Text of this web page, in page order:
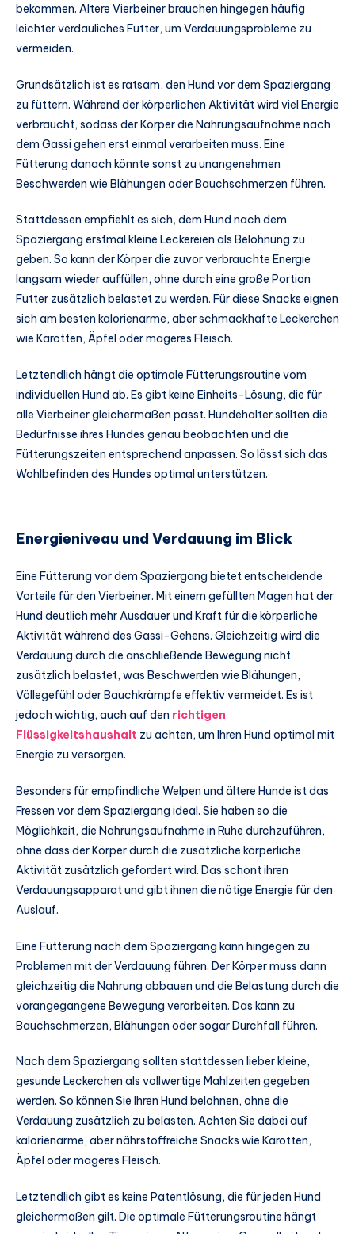
bekommen. Ältere Vierbeiner brauchen hingegen häufig
leichter verdauliches Futter, um Verdauungsprobleme zu
vermeiden.
Grundsätzlich ist es ratsam, den Hund vor dem Spaziergang
zu füttern. Während der körperlichen Aktivität wird viel Energie
verbraucht, sodass der Körper die Nahrungsaufnahme nach
dem Gassi gehen erst einmal verarbeiten muss. Eine
Fütterung danach könnte sonst zu unangenehmen
Beschwerden wie Blähungen oder Bauchschmerzen führen.
Stattdessen empfiehlt es sich, dem Hund nach dem
Spaziergang erstmal kleine Leckereien als Belohnung zu
geben. So kann der Körper die zuvor verbrauchte Energie
langsam wieder auffüllen, ohne durch eine große Portion
Futter zusätzlich belastet zu werden. Für diese Snacks eignen
sich am besten kalorienarme, aber schmackhafte Leckerchen
wie Karotten, Äpfel oder mageres Fleisch.
Letztendlich hängt die optimale Fütterungsroutine vom
individuellen Hund ab. Es gibt keine Einheits-Lösung, die für
alle Vierbeiner gleichermaßen passt. Hundehalter sollten die
Bedürfnisse ihres Hundes genau beobachten und die
Fütterungszeiten entsprechend anpassen. So lässt sich das
Wohlbefinden des Hundes optimal unterstützen.
Energieniveau und Verdauung im Blick
Eine Fütterung vor dem Spaziergang bietet entscheidende
Vorteile für den Vierbeiner. Mit einem gefüllten Magen hat der
Hund deutlich mehr Ausdauer und Kraft für die körperliche
Aktivität während des Gassi-Gehens. Gleichzeitig wird die
Verdauung durch die anschließende Bewegung nicht
zusätzlich belastet, was Beschwerden wie Blähungen,
Völlegefühl oder Bauchkrämpfe effektiv vermeidet. Es ist
jedoch wichtig, auch auf den richtigen
Flüssigkeitshaushalt zu achten, um Ihren Hund optimal mit
Energie zu versorgen.
Besonders für empfindliche Welpen und ältere Hunde ist das
Fressen vor dem Spaziergang ideal. Sie haben so die
Möglichkeit, die Nahrungsaufnahme in Ruhe durchzuführen,
ohne dass der Körper durch die zusätzliche körperliche
Aktivität zusätzlich gefordert wird. Das schont ihren
Verdauungsapparat und gibt ihnen die nötige Energie für den
Auslauf.
Eine Fütterung nach dem Spaziergang kann hingegen zu
Problemen mit der Verdauung führen. Der Körper muss dann
gleichzeitig die Nahrung abbauen und die Belastung durch die
vorangegangene Bewegung verarbeiten. Das kann zu
Bauchschmerzen, Blähungen oder sogar Durchfall führen.
Nach dem Spaziergang sollten stattdessen lieber kleine,
gesunde Leckerchen als vollwertige Mahlzeiten gegeben
werden. So können Sie Ihren Hund belohnen, ohne die
Verdauung zusätzlich zu belasten. Achten Sie dabei auf
kalorienarme, aber nährstoffreiche Snacks wie Karotten,
Äpfel oder mageres Fleisch.
Letztendlich gibt es keine Patentlösung, die für jeden Hund
gleichermaßen gilt. Die optimale Fütterungsroutine hängt